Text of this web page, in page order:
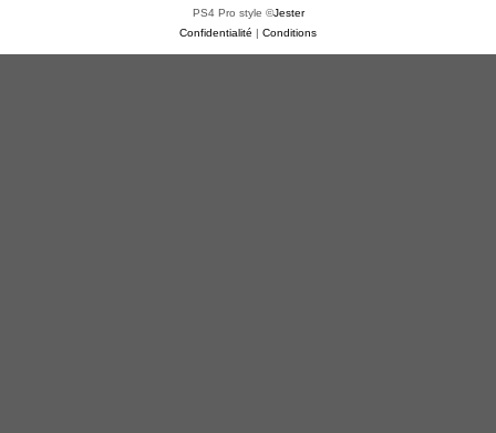
PS4 Pro style ©Jester
Confidentialité | Conditions